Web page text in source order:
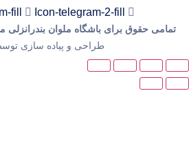
fill Icon-telegram-2-fill
حقوق برای باشگاه ملوان بندرانزلی محفوظ است.
طراحی و پیاده سازی توسط